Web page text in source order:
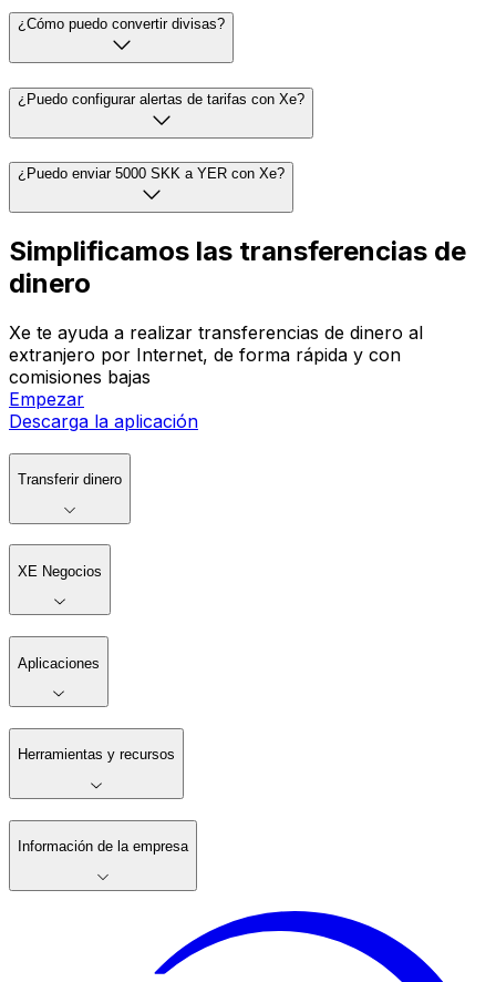
¿Cómo puedo convertir divisas?
¿Puedo configurar alertas de tarifas con Xe?
¿Puedo enviar 5000 SKK a YER con Xe?
Simplificamos las transferencias de
dinero
Xe te ayuda a realizar transferencias de dinero al
extranjero por Internet, de forma rápida y con
comisiones bajas
Empezar
Descarga la aplicación
Transferir dinero
XE Negocios
Aplicaciones
Herramientas y recursos
Información de la empresa